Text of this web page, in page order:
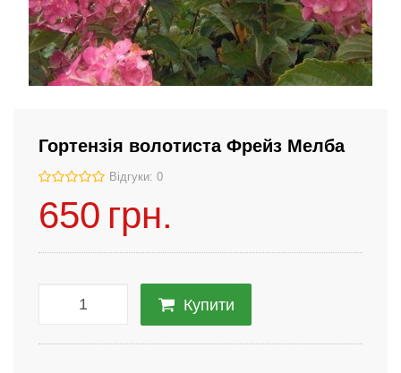
Гортензія волотиста Фрейз Мелба
Відгуки: 0
650 грн.
Купити